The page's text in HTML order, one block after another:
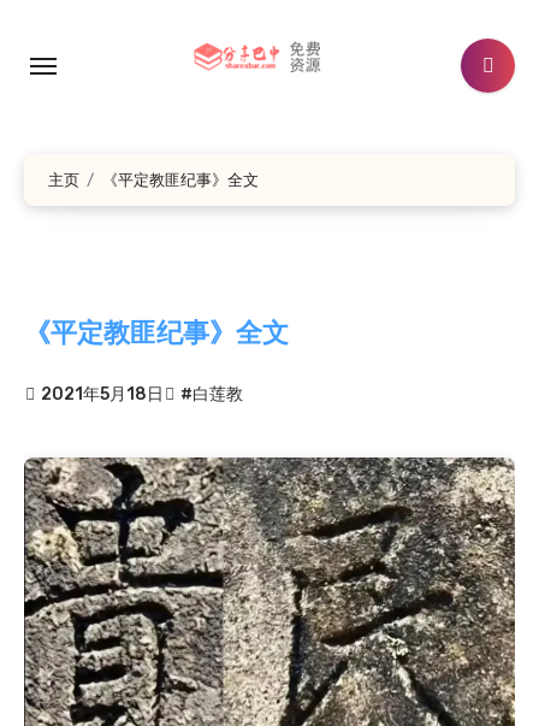
主页 《平定教匪纪事》全文
《平定教匪纪事》全文
2021年5月18日 #白莲教